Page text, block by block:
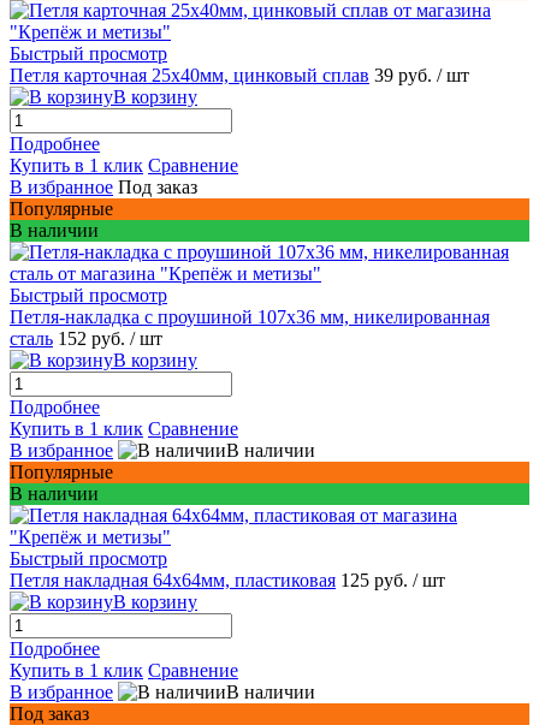
Быстрый просмотр
Петля карточная 25х40мм, цинковый сплав 39 руб. / шт
В корзину
Подробнее
Купить в 1 клик Сравнение
В избранное Под заказ
Популярные
В наличии
Быстрый просмотр
Петля-накладка с проушиной 107x36 мм, никелированная
сталь 152 руб. / шт
В корзину
Подробнее
Купить в 1 клик Сравнение
В избранное
В наличии
Популярные
В наличии
Быстрый просмотр
Петля накладная 64х64мм, пластиковая 125 руб. / шт
В корзину
Подробнее
Купить в 1 клик Сравнение
В избранное
В наличии
Под заказ